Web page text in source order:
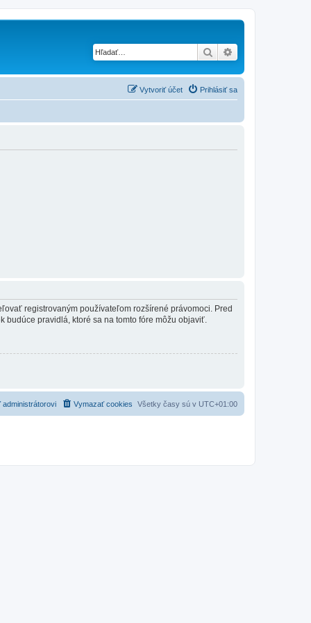
Hľadať
Prihlásiť sa
Vytvoriť účet
registrovaným používateľom rozšírené právomoci. Pred
budúce pravidlá, ktoré sa na tomto fóre môžu objaviť.
Všetky časy sú v UTC+01:00
Vymazať cookies
administrátorovi